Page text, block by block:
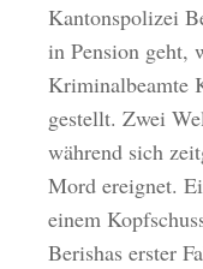
Kantonspolizei
in Pension geht,
Kriminalbeamte
gestellt. Zwei
während sich
Mord ereignet.
einem
Berishas erster